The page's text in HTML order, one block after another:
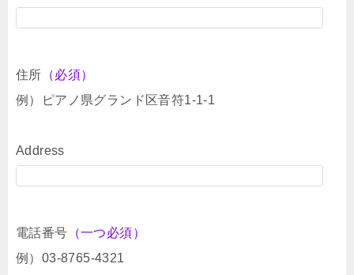
住所 （必須）
例）ピアノ県グランド区音符1-1-1
Address
電話番号 （一つ必須）
例）03-8765-4321